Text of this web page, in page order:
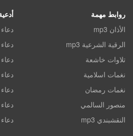
روابط مهمة
الأذان mp3
الرقية الشرعية mp3
تلاوات خاشعة
نغمات اسلامية
نغمات رمضان
منصور السالمي
النقشبندي mp3